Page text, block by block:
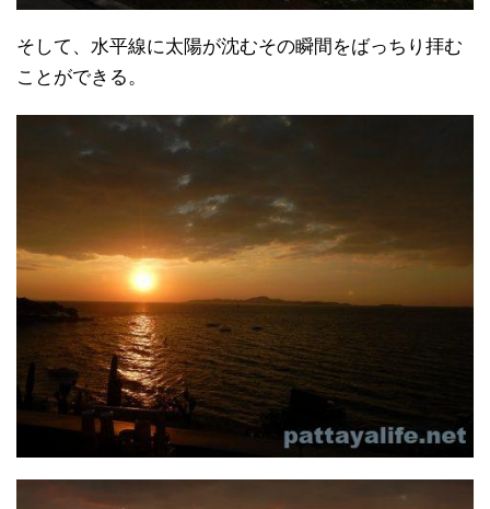
そして、水平線に太陽が沈むその瞬間をばっちり拝む
ことができる。